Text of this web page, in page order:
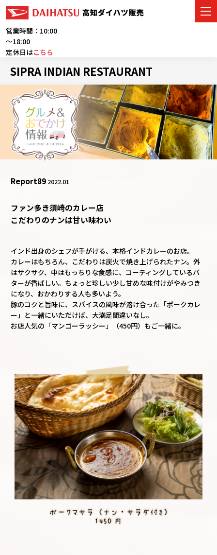
営業時間：10:00
～18:00
定休日はこちら
車をさがす
展示車・試乗車
店舗情報
ご購入者サポート
アフターサービス
カタ
SIPRA INDIAN RESTAURANT
Report89 2022.01
ファン多き須崎のカレー店
こだわりのナンは甘い味わい
インド出身のシェフが手がける、本格インドカレーのお店。
カレーはもちろん、こだわりは炭火で焼き上げられたナン。外
はサクサク、中はもっちりな食感に、コーティングしているバ
ターが香ばしい。ちょっと珍しい少し甘めな味付けがやみつき
になり、おかわりする人も多いよう。
豚のコクと旨味に、スパイスの風味が溶け合った「ポークカレ
ー」と一緒にいただけば、大満足間違いなし。
お店人気の「マンゴーラッシー」（450円）もご一緒に。